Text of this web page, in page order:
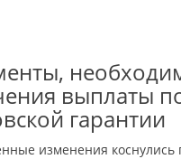
выплаты
гарантии
изменения коснулись